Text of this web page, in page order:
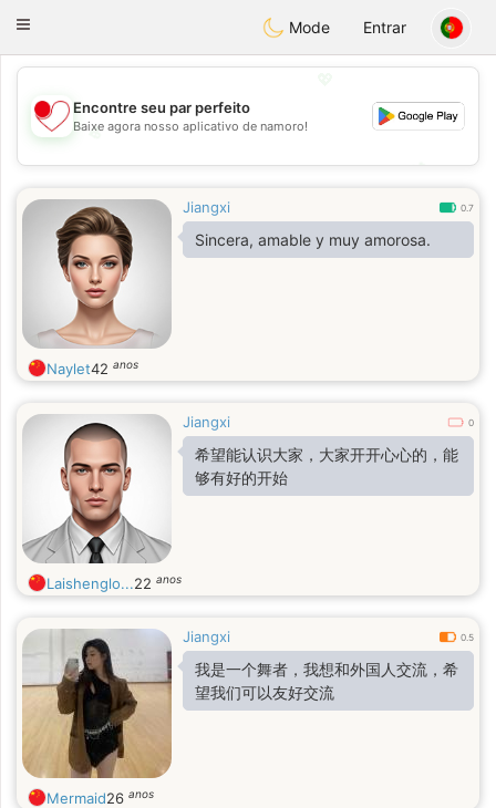
日本Chat
Toggle
Mode Entrar
💖
💕
Encontre seu par perfeito
Baixe agora nosso aplicativo de namoro!
Jiangxi 0.7
Sincera, amable y muy amorosa.
Naylet42 anos
Jiangxi 0
希望能认识大家，大家开开心心的，能
够有好的开始
Laishenglo...22 anos
Jiangxi 0.5
我是一个舞者，我想和外国人交流，希
望我们可以友好交流
Mermaid26 anos